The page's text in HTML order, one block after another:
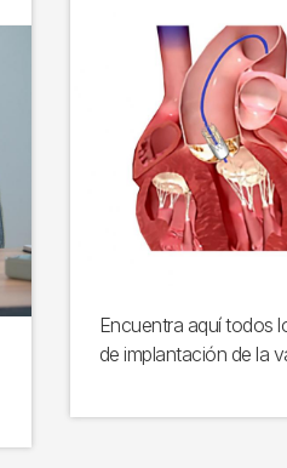
Encuentra aquí todos
de implantación de la